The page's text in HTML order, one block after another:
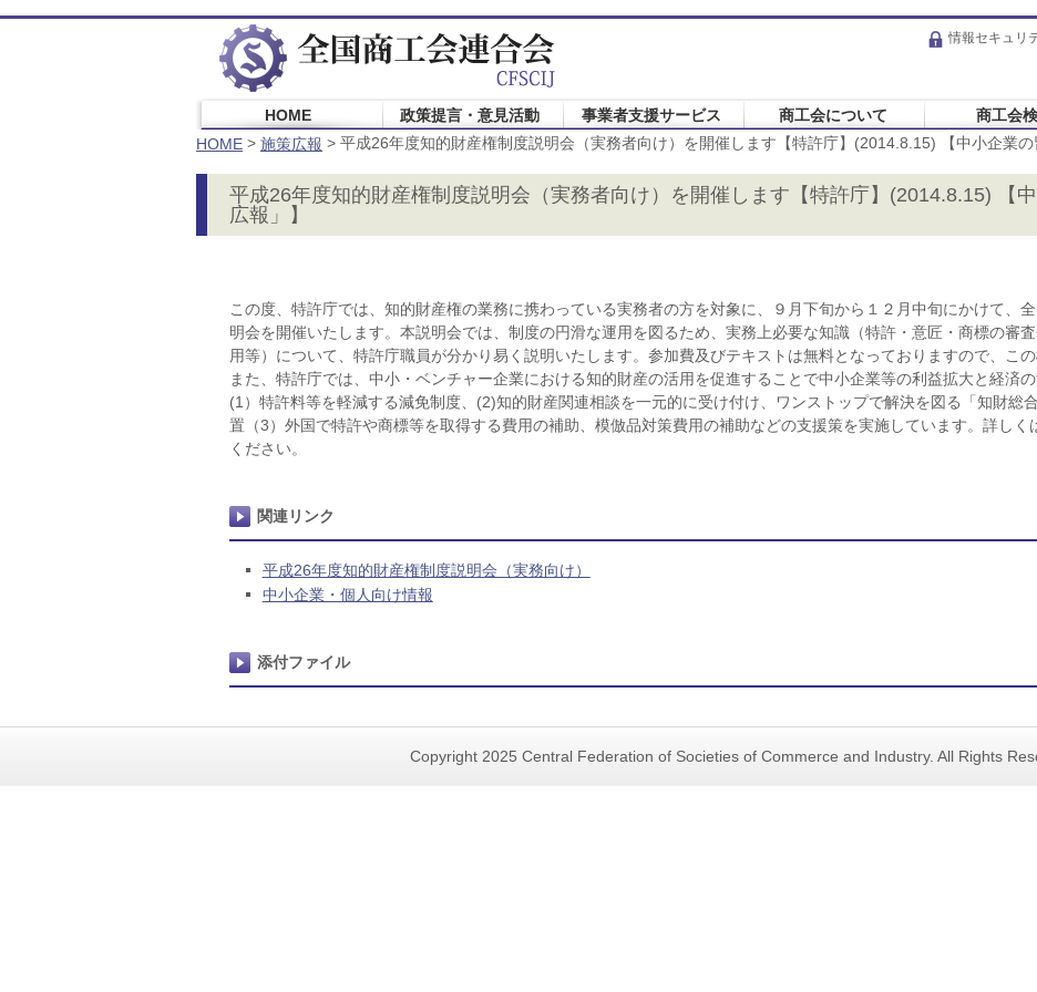
情報セキュリ
HOME 政策提言・意見活動 事業者支援サービス 商工会について 商工会
HOME > 施策広報 > 平成26年度知的財産権制度説明会（実務者向け）を開催します【特許庁】(2014.8.15) 【中小企業の
平成26年度知的財産権制度説明会（実務者向け）を開催します【特許庁】(2014.8.15) 【
広報」】
この度、特許庁では、知的財産権の業務に携わっている実務者の方を対象に、９月下旬から１２月中旬にかけて、
明会を開催いたします。本説明会では、制度の円滑な運用を図るため、実務上必要な知識（特許・意匠・商標の審
用等）について、特許庁職員が分かり易く説明いたします。参加費及びテキストは無料となっておりますので、この
また、特許庁では、中小・ベンチャー企業における知的財産の活用を促進することで中小企業等の利益拡大と経済の
(1）特許料等を軽減する減免制度、(2)知的財産関連相談を一元的に受け付け、ワンストップで解決を図る「知財総
置（3）外国で特許や商標等を取得する費用の補助、模倣品対策費用の補助などの支援策を実施しています。詳しく
ください。
関連リンク
平成26年度知的財産権制度説明会（実務向け）
中小企業・個人向け情報
添付ファイル
Copyright 2025 Central Federation of Societies of Commerce and Industry. All Rights